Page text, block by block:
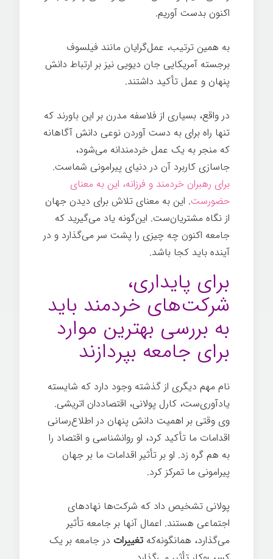
اکنون بدست آوریم.
به همین ترتیب، عمل‌گرایان مانند فیلسوف
برجسته آمریکایی جان دیویی نیز بر ارتباط دانش
پنهان و عمل تأکید داشتند.
در واقع، بسیاری از فلاسفه مدرن بر این باورند که
تنها راه برای به دست آوردن نوعی دانش آگاهانه
که منجر به یک عمل خردمندانه می‌شود،
جاسازی کاربرد آن در دنیای پیرامونی شماست.
برای رهبران خردمند و فرزانه، این به معنای
حضورست. این به معنای تلاش برای دیدن جهان
از نگاه مشتریان‌ست. این‌گونه یاد می‌گیرید که
جامعه اکنون چه چیزی را پشت سر می‌گذارد و در
آینده باید کجا باشد.
برای پایداری،
شرکت‌های خردمند باید
به بررسی بهترین موارد
برای جامعه بپردازند
نام مهم دیگری از گذشته وجود دارد که شایسته
یادآوری‌ست، کارل پولانی، اقتصاددان اتریشی.
وی وقتی بر اهمیت دانش پنهان در اطلاع‌رسانی
اقدامات ما تأکید کرد، او روانشناسی و اقتصاد را
به هم گره زد. او بر تأثیر اقدامات ما بر جهان
پیرامونی ما تمرکز کرد.
پولانی تشخیص داد که شرکت‌ها نهادهای
اجتماعی هستند. اعمال آنها بر جامعه تأثیر
می‌گذارد، همانگونه‌که تغییرات در جامعه بر یک